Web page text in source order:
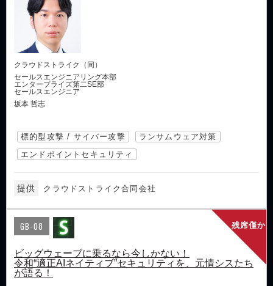
クラウドストライク（同）
セールスエンジニアリング本部
エンタープライズ第二SE部
セールスエンジニア
坂本 哲志
標的型攻撃 / サイバー攻撃
ランサムウェア対策
エンドポイントセキュリティ
提供 クラウドストライク合同会社
残席僅か
GB-08
ビッグウェーブに乗るなら今しかない！
令和“適正AIネイティブ”セキュリティを、元情シスたち
が語る！